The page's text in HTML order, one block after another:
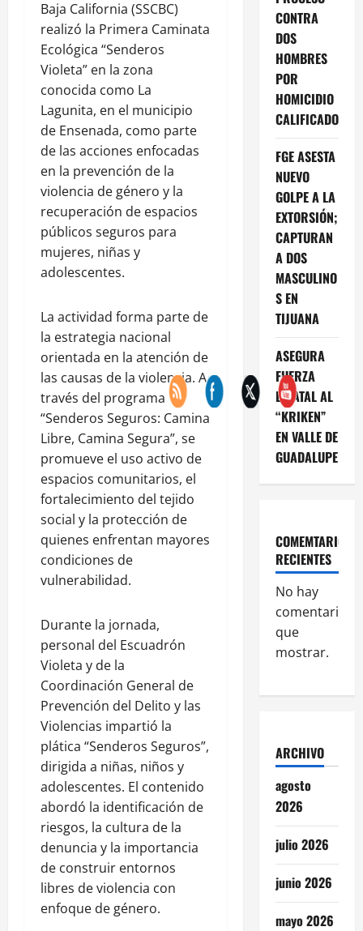
Baja California (SSCBC)
realizó la Primera Caminata
Ecológica “Senderos
Violeta” en la zona
conocida como La
Lagunita, en el municipio
de Ensenada, como parte
de las acciones enfocadas
en la prevención de la
violencia de género y la
recuperación de espacios
públicos seguros para
mujeres, niñas y
adolescentes.
La actividad forma parte de
la estrategia nacional
orientada en la atención de
las causas de la violencia. A
través del programa
“Senderos Seguros: Camina
Libre, Camina Segura”, se
promueve el uso activo de
espacios comunitarios, el
fortalecimiento del tejido
social y la protección de
quienes enfrentan mayores
condiciones de
vulnerabilidad.
Durante la jornada,
personal del Escuadrón
Violeta y de la
Coordinación General de
Prevención del Delito y las
Violencias impartió la
plática “Senderos Seguros”,
dirigida a niñas, niños y
adolescentes. El contenido
abordó la identificación de
riesgos, la cultura de la
denuncia y la importancia
de construir entornos
libres de violencia con
enfoque de género.
CONTRA
DOS
HOMBRES
POR
HOMICIDIO
CALIFICADO
FGE ASESTA
NUEVO
GOLPE A LA
EXTORSIÓN;
CAPTURAN
A DOS
MASCULINO
S EN
TIJUANA
ASEGURA
FUERZA
ESTATAL AL
“KRIKEN”
EN VALLE DE
GUADALUPE
COMEMTARIOS
RECIENTES
No hay
comentarios
que
mostrar.
ARCHIVO
agosto
2026
julio 2026
junio 2026
mayo 2026